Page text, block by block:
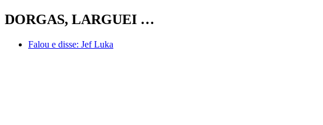
DORGAS, LARGUEI …
Falou e disse: Jef Luka